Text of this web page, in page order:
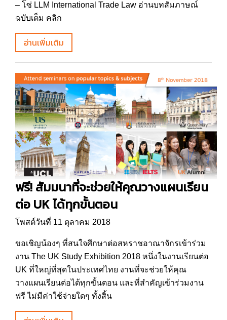
– โซ่ LLM International Trade Law อ่านบทสัมภาษณ์
ฉบับเต็ม คลิก
อ่านเพิ่มเติม
ฟรี! สัมมนาที่จะช่วยให้คุณวางแผนเรียน
ต่อ UK ได้ทุกขั้นตอน
โพสต์วันที่ 11 ตุลาคม 2018
ขอเชิญน้องๆ ที่สนใจศึกษาต่อสหราชอาณาจักรเข้าร่วม
งาน The UK Study Exhibition 2018 หนึ่งในงานเรียนต่อ
UK ที่ใหญ่ที่สุดในประเทศไทย งานที่จะช่วยให้คุณ
วางแผนเรียนต่อได้ทุกขั้นตอน และที่สำคัญเข้าร่วมงาน
ฟรี ไม่มีค่าใช้จ่ายใดๆ ทั้งสิ้น